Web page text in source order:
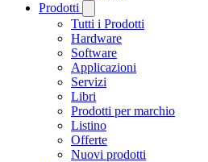
Prodotti
Tutti i Prodotti
Hardware
Software
Applicazioni
Servizi
Libri
Prodotti per marchio
Listino
Offerte
Nuovi prodotti